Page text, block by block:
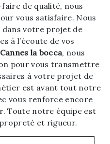
de qualité, nous
vous satisfaire. Nous
dans votre projet de
à l’écoute de vos
Cannes la bocca, nous
pour vous transmettre
à votre projet de
est avant tout notre
vous renforce encore
Toute notre équipe est
et rigueur.